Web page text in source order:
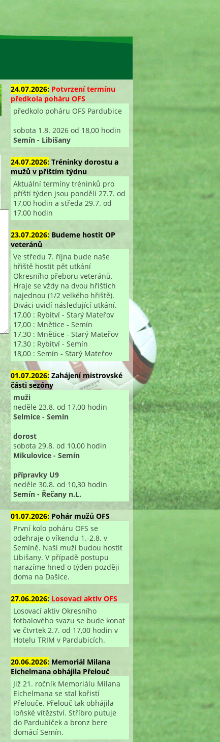
24.07.2026: Potvrzení termínu
předkola poháru OFS
předkolo poháru OFS Pardubice
sobota 1.8. 2026 od 18,00 hodin
Semín - Libišany
24.07.2026: Tréninky dorostu a
mužů v příštím týdnu
Aktuální termíny tréninků pro
příští týden jsou pondělí 27.7. od
17,00 hodin a středa 29.7. od
17,00 hodin
23.07.2026: Budeme hostit OP
veteránů
Ve středu 7. října bude naše
hřiště hostit pět utkání
Okresního přeboru veteránů.
Hraje se vždy na dvou hřištích
najednou (1/2 velkého hřiště).
Diváci uvidí následující utkání.
17,00 : Rybitví - Starý Mateřov
17,00 : Mnětice - Semín
17,30 : Mnětice - Starý Mateřov
17,30 : Rybitví - Semín
18,00 : Semín - Starý Mateřov
01.07.2026: Zahájení mistrovské
části sezóny
muži
neděle 23.8. od 17,00 hodin
Selmice - Semín
dorost
sobota 29.8. od 10,00 hodin
Mikulovice - Semín
přípravky U9
neděle 30.8. od 10,30 hodin
Semín - Řečany n.L.
01.07.2026: Pohár mužů OFS
První kolo poháru OFS se
odehraje o víkendu 1.-2.8. v
Semíně. Naši muži budou hostit
Libišany. V případě postupu
narazíme hned o týden později
doma na Dašice.
27.06.2026: Losovací aktiv OFS
Losovací aktiv Okresního
fotbalového svazu se bude konat
ve čtvrtek 2.7. od 17,00 hodin v
Hotelu TRIM v Pardubicích.
20.06.2026: Memoriál Milana
Eichelmana obhájila Přelouč
Již 21. ročník Memoriálu Milana
Eichelmana se stal kořistí
Přelouče. Přelouč tak obhájila
loňské vítězství. Stříbro putuje
do Pardubiček a bronz bere
domácí Semín.